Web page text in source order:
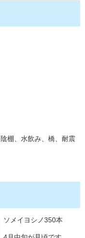
棚、水飲み、橋、耐震
ソメイヨシノ350本